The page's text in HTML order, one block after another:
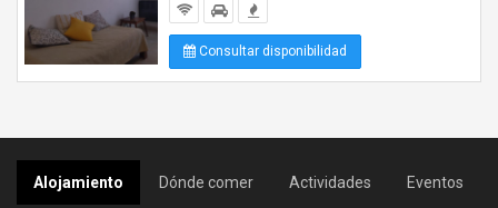
Consultar disponibilidad
Alojamiento Dónde comer Actividades Eventos